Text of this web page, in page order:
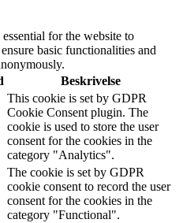
for the website to
basic functionalities and
Beskrivelse
This cookie is set by GDPR
Cookie Consent plugin. The
cookie is used to store the user
consent for the cookies in the
category "Analytics".
The cookie is set by GDPR
cookie consent to record the user
consent for the cookies in the
category "Functional".